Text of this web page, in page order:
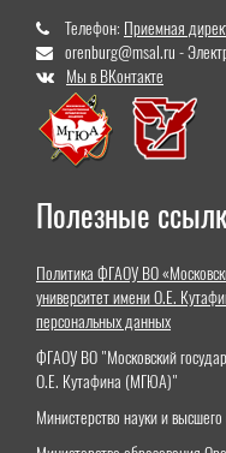
Телефон: Приемная
orenburg@msal.ru -
Мы в ВКонтакте
Полезные
Политика ФГАОУ ВО
университет имени О.Е.
персональных данных
ФГАОУ ВО "Московский
О.Е. Кутафина (МГЮА)"
Министерство науки и